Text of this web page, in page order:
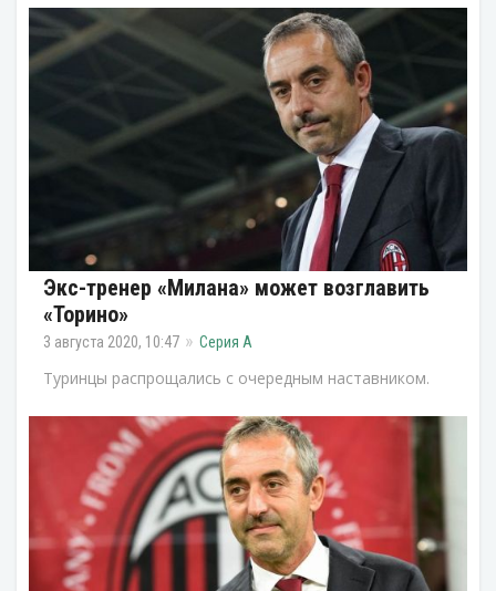
Экс-тренер «Милана» может возглавить
«Торино»
3 августа 2020, 10:47 Серия А
Туринцы распрощались с очередным наставником.